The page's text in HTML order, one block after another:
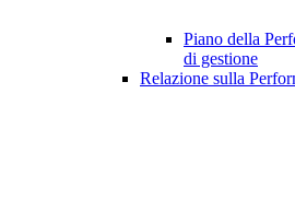
Piano della
di gestione
Relazione sulla